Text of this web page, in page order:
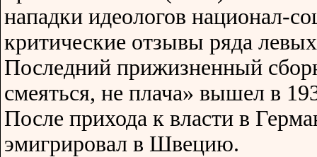
нападки идеологов национал-
критические отзывы ряда
Последний прижизненный
смеяться, не плача» вышел в
После прихода к власти в
эмигрировал в Швецию.